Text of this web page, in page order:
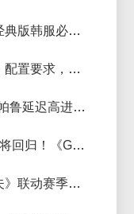
天堂经典版韩服怎么玩，天堂经典版韩服必备加速器推荐
遗忘之海上线时间，如何下载，配置要求，加速器推荐
幻兽帕鲁1.0正式版公测，幻兽帕鲁延迟高进不去用什么加速器好？
《GTA6》经典机制健身系统或将回归！《GTA6》主机版加速器那个延迟低
《燕云十六声》和《逃离塔科夫》联动赛季7月10日开启，人在东南亚玩燕云国服